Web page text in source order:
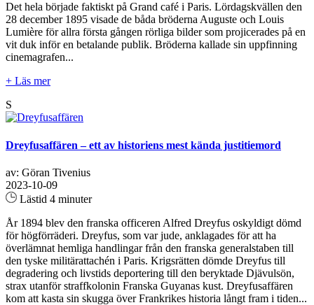
Det hela började faktiskt på Grand café i Paris. Lördagskvällen den
28 december 1895 visade de båda bröderna Auguste och Louis
Lumière för allra första gången rörliga bilder som projicerades på en
vit duk inför en betalande publik. Bröderna kallade sin uppfinning
cinemagrafen...
+ Läs mer
S
Dreyfusaffären – ett av historiens mest kända justitiemord
av: Göran Tivenius
2023-10-09
Lästid 4 minuter
År 1894 blev den franska officeren Alfred Dreyfus oskyldigt dömd
för högförräderi. Dreyfus, som var jude, anklagades för att ha
överlämnat hemliga handlingar från den franska generalstaben till
den tyske militärattachén i Paris. Krigsrätten dömde Dreyfus till
degradering och livstids deportering till den beryktade Djävulsön,
strax utanför straffkolonin Franska Guyanas kust. Dreyfusaffären
kom att kasta sin skugga över Frankrikes historia långt fram i tiden...